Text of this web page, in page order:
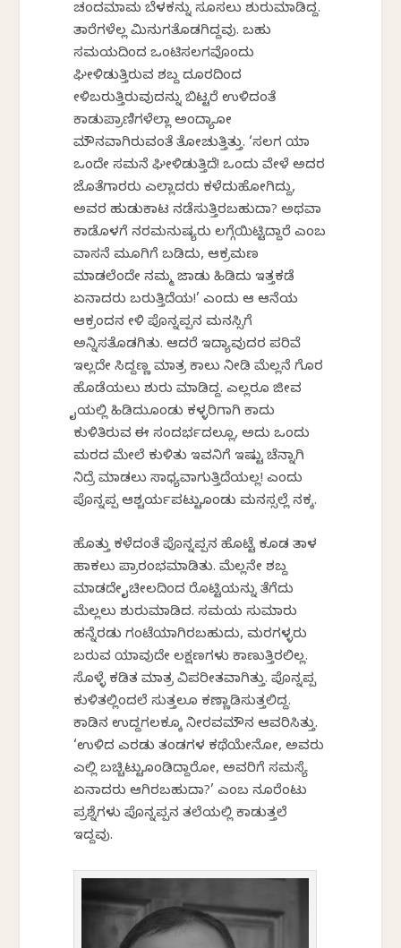
ಚಂದಮಾಮ ಬೆಳಕನ್ನು ಸೂಸಲು ಶುರುಮಾಡಿದ್ದ.
ತಾರೆಗಳೆಲ್ಲ ಮಿನುಗತೊಡಗಿದ್ದವು. ಬಹು
ಸಮಯದಿಂದ ಒಂಟಿಸಲಗವೊಂದು
ಘೀಳಿಡುತ್ತಿರುವ ಶಬ್ದ ದೂರದಿಂದ
ಕೇಳಿಬರುತ್ತಿರುವುದನ್ನು ಬಿಟ್ಟರೆ ಉಳಿದಂತೆ
ಕಾಡುಪ್ರಾಣಿಗಳೆಲ್ಲಾ ಅಂದ್ಯಾಕೋ
ಮೌನವಾಗಿರುವಂತೆ ತೋಚುತ್ತಿತ್ತು. ‘ಸಲಗ ಯಾಕೆ
ಒಂದೇ ಸಮನೆ ಘೀಳಿಡುತ್ತಿದೆ! ಒಂದು ವೇಳೆ ಅದರ
ಜೊತೆಗಾರರು ಎಲ್ಲಾದರು ಕಳೆದುಹೋಗಿದ್ದು,
ಅವರ ಹುಡುಕಾಟ ನಡೆಸುತ್ತಿರಬಹುದಾ? ಅಥವಾ
ಕಾಡೊಳಗೆ ನರಮನುಷ್ಯರು ಲಗ್ಗೆಯಿಟ್ಟಿದ್ದಾರೆ ಎಂಬ
ವಾಸನೆ ಮೂಗಿಗೆ ಬಡಿದು, ಆಕ್ರಮಣ
ಮಾಡಲೆಂದೇ ನಮ್ಮ ಜಾಡು ಹಿಡಿದು ಇತ್ತಕಡೆ
ಏನಾದರು ಬರುತ್ತಿದೆಯ!’ ಎಂದು ಆ ಆನೆಯ
ಆಕ್ರಂದನ ಕೇಳಿ ಪೊನ್ನಪ್ಪನ ಮನಸ್ಸಿಗೆ
ಅನ್ನಿಸತೊಡಗಿತು. ಆದರೆ ಇದ್ಯಾವುದರ ಪರಿವೆ
ಇಲ್ಲದೇ ಸಿದ್ದಣ್ಣ ಮಾತ್ರ ಕಾಲು ನೀಡಿ ಮೆಲ್ಲನೆ ಗೊರಕೆ
ಹೊಡೆಯಲು ಶುರು ಮಾಡಿದ್ದ. ಎಲ್ಲರೂ ಜೀವ
ಕೈಯಲ್ಲಿ ಹಿಡಿದುಕೊಂಡು ಕಳ್ಳರಿಗಾಗಿ ಕಾದು
ಕುಳಿತಿರುವ ಈ ಸಂದರ್ಭದಲ್ಲೂ, ಅದು ಒಂದು
ಮರದ ಮೇಲೆ ಕುಳಿತು ಇವನಿಗೆ ಇಷ್ಟು ಚೆನ್ನಾಗಿ
ನಿದ್ರೆ ಮಾಡಲು ಸಾಧ್ಯವಾಗುತ್ತಿದೆಯಲ್ಲ! ಎಂದು
ಪೊನ್ನಪ್ಪ ಆಶ್ಚರ್ಯಪಟ್ಟುಕೊಂಡು ಮನಸ್ಸಲ್ಲೆ ನಕ್ಕ.
ಹೊತ್ತು ಕಳೆದಂತೆ ಪೊನ್ನಪ್ಪನ ಹೊಟ್ಟೆ ಕೂಡ ತಾಳ
ಹಾಕಲು ಪ್ರಾರಂಭಮಾಡಿತು. ಮೆಲ್ಲನೇ ಶಬ್ದ
ಮಾಡದೇ ಕೈಚೀಲದಿಂದ ರೊಟ್ಟಿಯನ್ನು ತೆಗೆದು
ಮೆಲ್ಲಲು ಶುರುಮಾಡಿದ. ಸಮಯ ಸುಮಾರು
ಹನ್ನೆರಡು ಗಂಟೆಯಾಗಿರಬಹುದು, ಮರಗಳ್ಳರು
ಬರುವ ಯಾವುದೇ ಲಕ್ಷಣಗಳು ಕಾಣುತ್ತಿರಲಿಲ್ಲ.
ಸೊಳ್ಳೆ ಕಡಿತ ಮಾತ್ರ ವಿಪರೀತವಾಗಿತ್ತು. ಪೊನ್ನಪ್ಪ
ಕುಳಿತಲ್ಲಿಂದಲೆ ಸುತ್ತಲೂ ಕಣ್ಣಾಡಿಸುತ್ತಲಿದ್ದ.
ಕಾಡಿನ ಉದ್ದಗಲಕ್ಕೂ ನೀರವಮೌನ ಆವರಿಸಿತ್ತು.
‘ಉಳಿದ ಎರಡು ತಂಡಗಳ ಕಥೆಯೇನೋ, ಅವರು
ಎಲ್ಲಿ ಬಚ್ಚಿಟ್ಟುಕೊಂಡಿದ್ದಾರೋ, ಅವರಿಗೆ ಸಮಸ್ಯೆ
ಏನಾದರು ಆಗಿರಬಹುದಾ?’ ಎಂಬ ನೂರೆಂಟು
ಪ್ರಶ್ನೆಗಳು ಪೊನ್ನಪ್ಪನ ತಲೆಯಲ್ಲಿ ಕಾಡುತ್ತಲೆ
ಇದ್ದವು.